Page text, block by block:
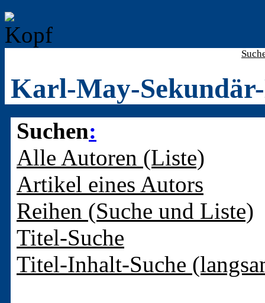
Karl-May-
Suchen:
Alle Autoren (Liste)
Artikel eines Autors
Reihen (Suche und Liste)
Titel-Suche
Titel-Inhalt-Suche